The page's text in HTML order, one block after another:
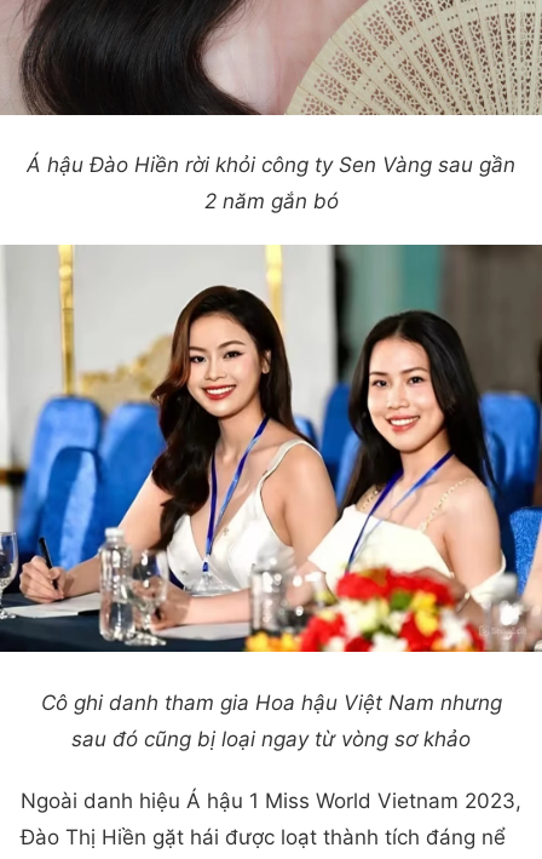
Á hậu Đào Hiền rời khỏi công ty Sen Vàng sau gần
2 năm gắn bó
Cô ghi danh tham gia Hoa hậu Việt Nam nhưng
sau đó cũng bị loại ngay từ vòng sơ khảo
Ngoài danh hiệu Á hậu 1 Miss World Vietnam 2023,
Đào Thị Hiền gặt hái được loạt thành tích đáng nể